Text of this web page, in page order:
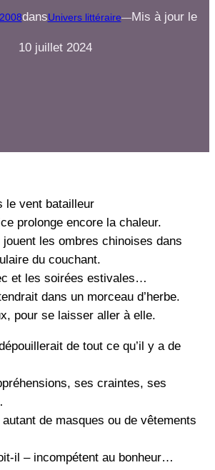
dansUnivers littéraire—Mis à jour le
10 juillet 2024
le vent batailleur
prolonge encore la chaleur.
les ombres chinoises dans
du couchant.
et les soirées estivales…
dans un morceau d’herbe.
pour se laisser aller à elle.
de tout ce qu’il y a de
ses craintes, ses
de masques ou de vêtements
il – incompétent au bonheur…